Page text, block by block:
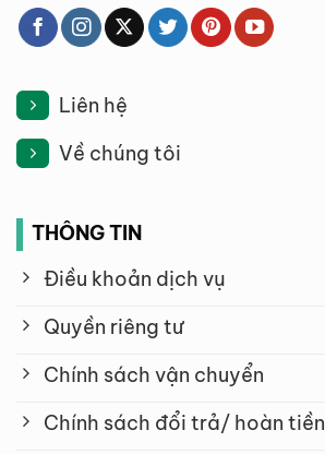
Liên hệ
Về chúng tôi
THÔNG TIN
Điều khoản dịch vụ
Quyền riêng tư
Chính sách vận chuyển
Chính sách đổi trả/ hoàn tiền